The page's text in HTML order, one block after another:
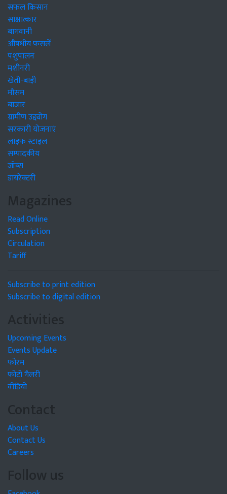
सफल किसान
साक्षात्कार
बागवानी
औषधीय फसलें
पशुपालन
मशीनरी
खेती-बाड़ी
मौसम
बाजार
ग्रामीण उद्द्योग
सरकारी योजनाएं
लाइफ स्टाइल
सम्पादकीय
जॉब्स
डायरेक्टरी
Magazines
Read Online
Subscription
Circulation
Tariff
Subscribe to print edition
Subscribe to digital edition
Activities
Upcoming Events
Events Update
फोरम
फोटो गैलरी
वीडियो
Contact
About Us
Contact Us
Careers
Follow us